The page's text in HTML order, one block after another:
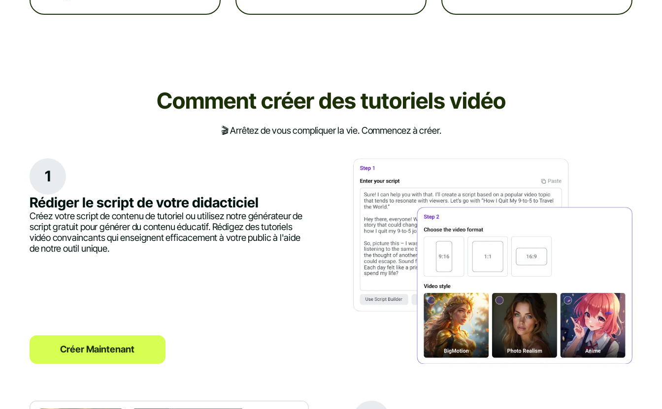
Comment créer des tutoriels vidéo
🎬 Arrêtez de vous compliquer la vie. Commencez à créer.
1
Rédiger le script de votre didacticiel
Créez votre script de contenu de tutoriel ou utilisez notre générateur de
script gratuit pour générer du contenu éducatif. Rédigez des tutoriels
vidéo convaincants qui enseignent efficacement à votre public à l'aide
de notre outil unique.
Créer Maintenant